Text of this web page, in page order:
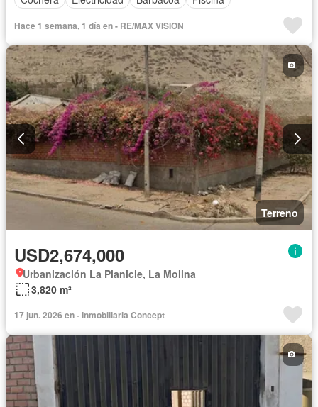
Hace 1 semana, 1 día en - RE/MAX VISION
Terreno
USD2,674,000
Urbanización La Planicie, La Molina
3,820 m²
17 jun. 2026 en - Inmobiliaria Concept